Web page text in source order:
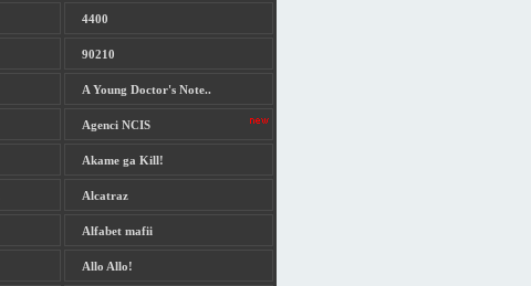
4400
90210
A Young Doctor's Note..
Agenci NCIS
Akame ga Kill!
Alcatraz
Alfabet mafii
Allo Allo!